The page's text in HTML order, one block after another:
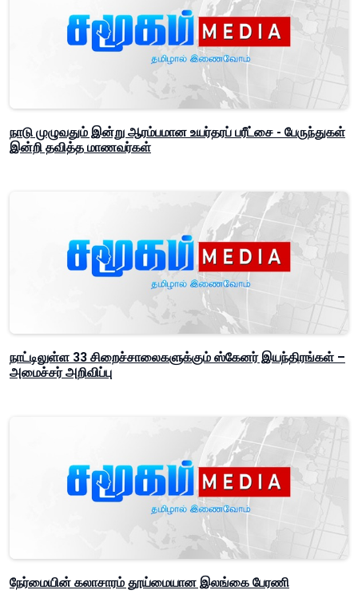
நாடு முழுவதும் இன்று ஆரம்பமான உயர்தரப் பரீட்சை - பேருந்துகள்
இன்றி தவித்த மாணவர்கள்
நாட்டிலுள்ள 33 சிறைச்சாலைகளுக்கும் ஸ்கேனர் இயந்திரங்கள் –
அமைச்சர் அறிவிப்பு
நேர்மையின் கலாசாரம் தூய்மையான இலங்கை பேரணி